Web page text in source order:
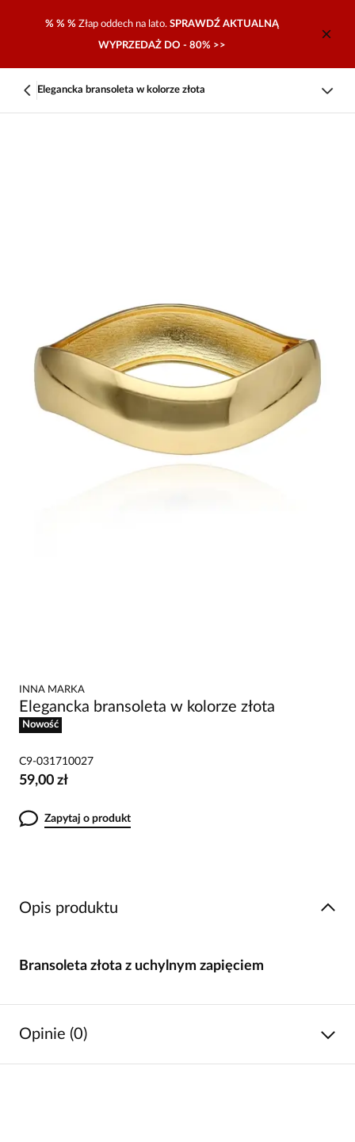
% % % Złap oddech na lato. SPRAWDŹ AKTUALNĄ
WYPRZEDAŻ DO - 80% >>
Elegancka bransoleta w kolorze złota
INNA MARKA
Elegancka bransoleta w kolorze złota
Nowość
C9-031710027
59,00 zł
Zapytaj o produkt
Opis produktu
Bransoleta złota z uchylnym zapięciem
Opinie (0)